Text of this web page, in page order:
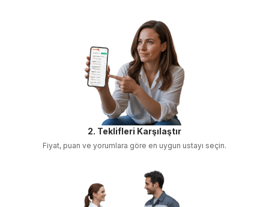
2. Teklifleri Karşılaştır
Fiyat, puan ve yorumlara göre en uygun ustayı seçin.